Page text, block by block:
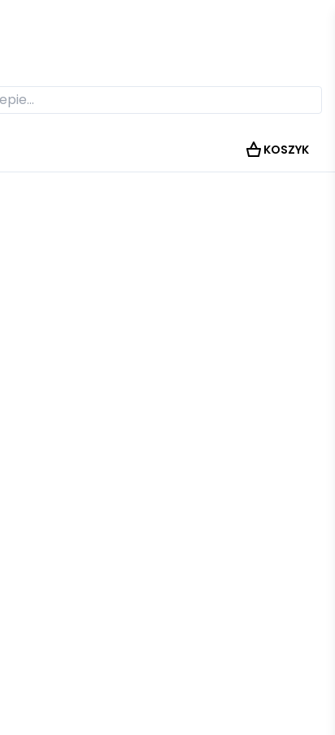
KOSZYK